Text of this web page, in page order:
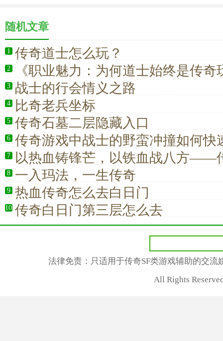
随机文章
1 传奇道士怎么玩？
2
《职业魅力：为何道士始终是传奇
好》
3 战士的行会情义之路
4 比奇老兵坐标
5 传奇石墓二层隐藏入口
6 传奇游戏中战士的野蛮冲撞如何快
7
以热血铸锋芒，以铁血战八方——
永远的近战王者
8 一入玛法，一生传奇
9 热血传奇怎么去白日门
10 传奇白日门第三层怎么去
法律免责：只适用于传奇SF类游戏辅助的交
All Rights